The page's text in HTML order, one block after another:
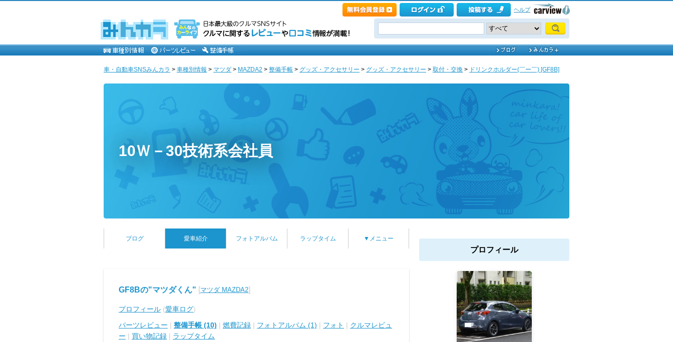
ヘルプ
車・自動車SNSみんカラ > 車種別情報 > マツダ > MAZDA2 > 整備手帳 > グッズ・アクセサリー > グッズ・アクセサリー > 取付・交換 > ドリンクホルダー(￣ー￣) [GF8B]
10Ｗ－30技術系会社員
ブログ 愛車紹介 フォトアルバム ラップタイム ▼メニュー
GF8Bの"マツダくん" [マツダ MAZDA2]
プロフィール (愛車ログ)
パーツレビュー | 整備手帳 (10) | 燃費記録 | フォトアルバム (1) | フォト | クルマレビュ
ー | 買い物記録 | ラップタイム
プロフィール